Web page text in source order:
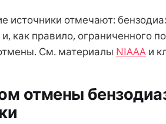
источники отмечают:
как правило, ограниченного
См. материалы NIAAA и
отмены